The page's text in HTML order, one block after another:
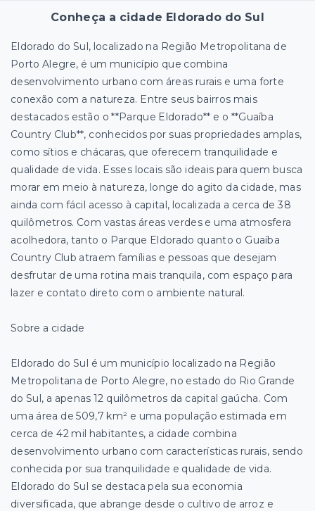
Conheça a cidade Eldorado do Sul
Eldorado do Sul, localizado na Região Metropolitana de
Porto Alegre, é um município que combina
desenvolvimento urbano com áreas rurais e uma forte
conexão com a natureza. Entre seus bairros mais
destacados estão o **Parque Eldorado** e o **Guaíba
Country Club**, conhecidos por suas propriedades amplas,
como sítios e chácaras, que oferecem tranquilidade e
qualidade de vida. Esses locais são ideais para quem busca
morar em meio à natureza, longe do agito da cidade, mas
ainda com fácil acesso à capital, localizada a cerca de 38
quilômetros. Com vastas áreas verdes e uma atmosfera
acolhedora, tanto o Parque Eldorado quanto o Guaíba
Country Club atraem famílias e pessoas que desejam
desfrutar de uma rotina mais tranquila, com espaço para
lazer e contato direto com o ambiente natural.
Sobre a cidade
Eldorado do Sul é um município localizado na Região
Metropolitana de Porto Alegre, no estado do Rio Grande
do Sul, a apenas 12 quilômetros da capital gaúcha. Com
uma área de 509,7 km² e uma população estimada em
cerca de 42 mil habitantes, a cidade combina
desenvolvimento urbano com características rurais, sendo
conhecida por sua tranquilidade e qualidade de vida.
Eldorado do Sul se destaca pela sua economia
diversificada, que abrange desde o cultivo de arroz e